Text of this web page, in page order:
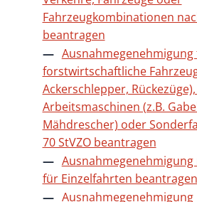
Fahrzeugkombinationen
beantragen
forstwirtschaftliche
Ackerschlepper,
Arbeitsmaschinen (z.B.
Mähdrescher) oder
70 StVZO beantragen
Ausnahmegenehmigung
für Einzelfahrten beantragen